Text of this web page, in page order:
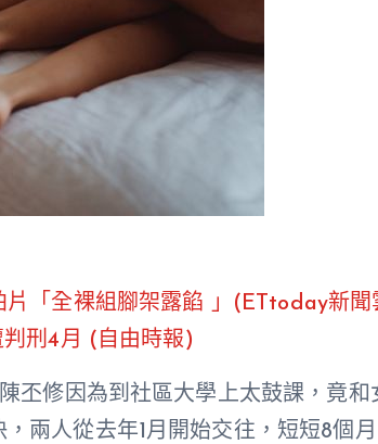
片「全裸組腳架露餡 」(ETtoday新聞
刑4月 (自由時報)
丕修因為到社區大學上太鼓課，竟和
兩人從去年1月開始交往，短短8個